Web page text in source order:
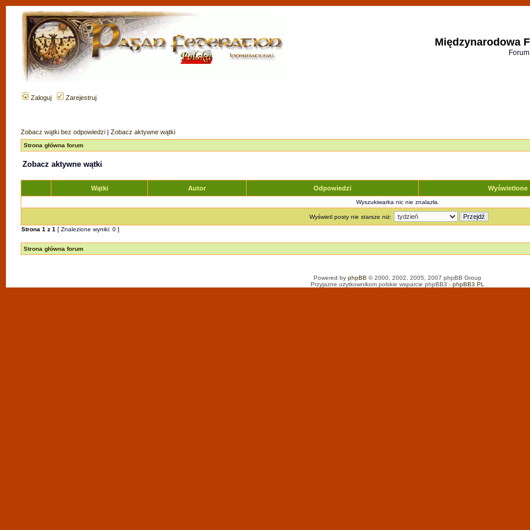
Międzynarodowa
Zaloguj Zarejestruj
Zobacz wątki bez odpowiedzi | Zobacz aktywne wątki
Strona główna forum
Zobacz aktywne wątki
Wątki Autor Odpowiedzi Wyświetlone
Wyszukiwarka nic nie znalazła.
Wyświetl posty nie starsze niż:
Strona 1 z 1 [ Znalezione wyniki: 0 ]
Strona główna forum
Powered by phpBB © 2000, 2002, 2005, 2007 phpBB Group
Przyjazne użytkownikom polskie wsparcie phpBB3 - phpBB3.PL